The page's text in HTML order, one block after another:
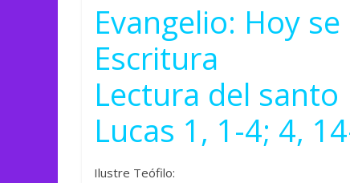
Evangelio: Hoy
Escritura
Lectura del santo
Lucas 1, 1-4; 4,
Ilustre Teófilo: